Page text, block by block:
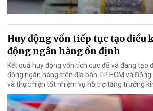
Huy động vốn tiếp tục tạo điều
động ngân hàng ổn định
Kết quả huy động vốn tích cực đã và đang tạo
động ngân hàng trên địa bàn TP HCM và
và thực hiện tốt nhiệm vụ hỗ trợ tăng trưởng